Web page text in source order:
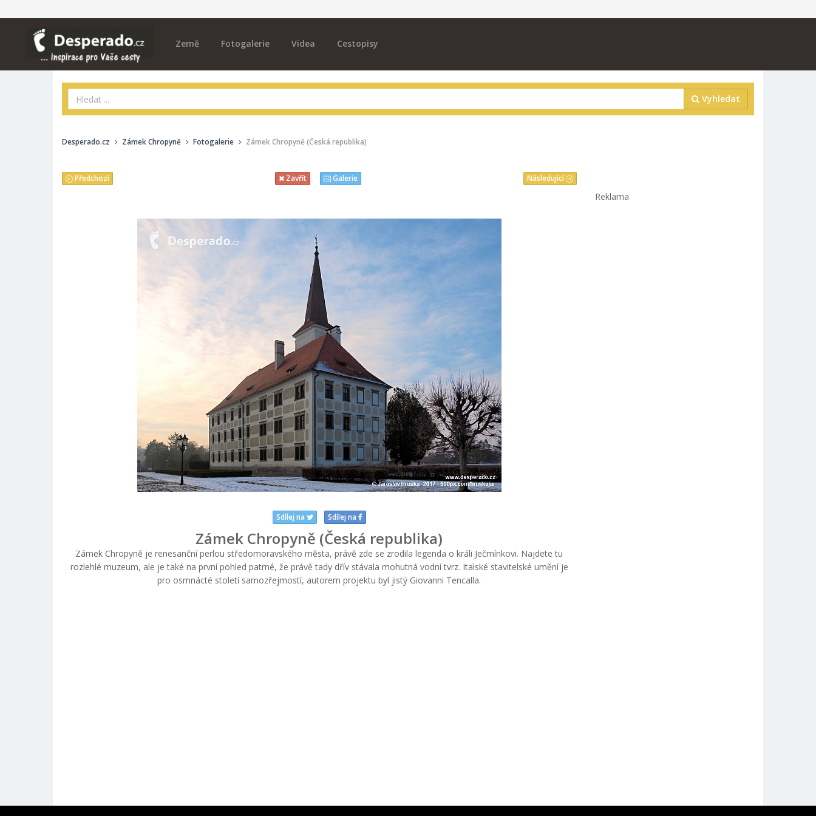
Země Fotogalerie Videa Cestopisy
Vyhledat
Desperado.cz Zámek Chropyně Fotogalerie Zámek Chropyně (Česká republika)
Následující
Předchozí Zavřít Galerie
Sdílej na Sdílej na
Zámek Chropyně (Česká republika)
Zámek Chropyně je renesanční perlou středomoravského města, právě zde se zrodila legenda o králi Ječmínkovi. Najdete tu
rozlehlé muzeum, ale je také na první pohled patrné, že právě tady dřív stávala mohutná vodní tvrz. Italské stavitelské umění je
pro osmnácté století samozřejmostí, autorem projektu byl jistý Giovanni Tencalla.
Reklama